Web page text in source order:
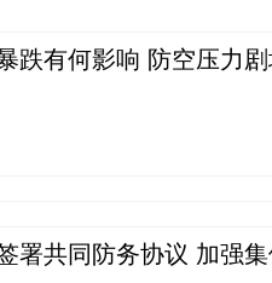
跌有何影响 防空压力剧
署共同防务协议 加强集